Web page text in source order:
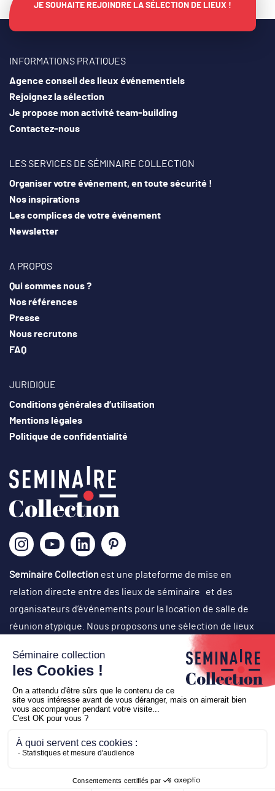
JE SOUHAITE REJOINDRE LA SÉLECTION DE LIEUX !
INFORMATIONS PRATIQUES
Agence conseil des lieux événementiels
Rejoignez la sélection
Je propose mon activité team-building
Contactez-nous
LES SERVICES DE SÉMINAIRE COLLECTION
Organiser votre événement, en toute sécurité !
Nos inspirations
Les complices de votre événement
Newsletter
A PROPOS
Qui sommes nous ?
Nos références
Presse
Nous recrutons
FAQ
JURIDIQUE
Conditions générales d’utilisation
Mentions légales
Politique de confidentialité
Seminaire Collection est une plateforme de mise en
relation directe entre des lieux de séminaire et des
organisateurs d’événements pour la location de salle de
réunion atypique. Nous proposons une sélection de lieux
originaux, singuliers et atypiques dans des cadres
exceptionnels, avec un choix d’activités originales en vue
d’organisation de réunions de travail, journées de cohésion,
off-site, comité de direction, conventions, team-building,
soirées événementielles (lancement de produit, cocktail
Copyright © 2026Seminaire Collection